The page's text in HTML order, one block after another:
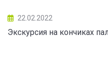
22.02.2022
Экскурсия на кончиках